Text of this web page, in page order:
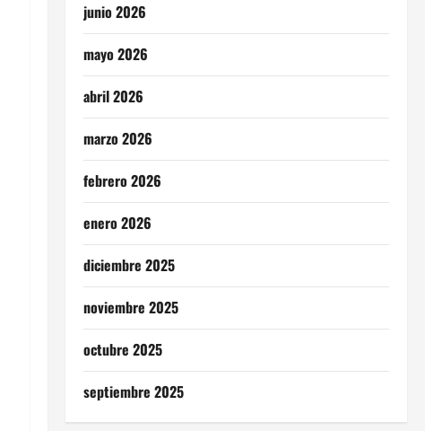
junio 2026
mayo 2026
abril 2026
marzo 2026
febrero 2026
enero 2026
diciembre 2025
noviembre 2025
octubre 2025
septiembre 2025